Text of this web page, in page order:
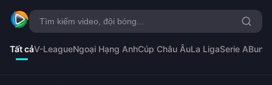
Tất cảV-LeagueNgoại Hạng AnhCúp Châu ÂuLa LigaSerie A